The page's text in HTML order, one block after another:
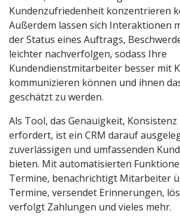
Kundenzufriedenheit konzentrieren
Außerdem lassen sich Interaktionen
der Status eines Auftrags,
leichter nachverfolgen, sodass Ihre
Kundendienstmitarbeiter besser mit
kommunizieren können und ihnen
geschätzt zu werden.
Als Tool, das Genauigkeit,
erfordert, ist ein CRM darauf
zuverlässigen und umfassenden
bieten. Mit automatisierten
Termine, benachrichtigt Mitarbeiter
Termine, versendet Erinnerungen,
verfolgt Zahlungen und vieles mehr.